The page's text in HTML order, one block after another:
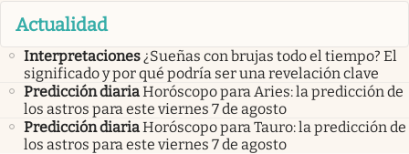
Actualidad
Interpretaciones¿Sueñas con brujas todo el tiempo? El
significado y por qué podría ser una revelación clave
Predicción diariaHoróscopo para Aries: la predicción de
los astros para este viernes 7 de agosto
Predicción diariaHoróscopo para Tauro: la predicción de
los astros para este viernes 7 de agosto